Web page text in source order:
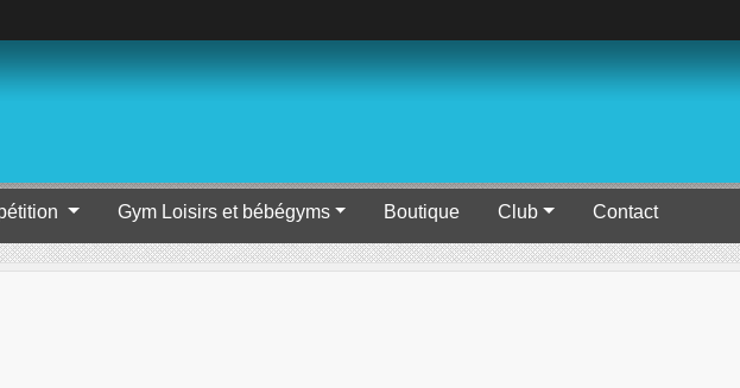
Gym Loisirs et bébégyms Boutique Club Contact